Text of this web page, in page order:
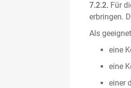
7.2.2. Für
erbringen.
Als
eine
eine
einer